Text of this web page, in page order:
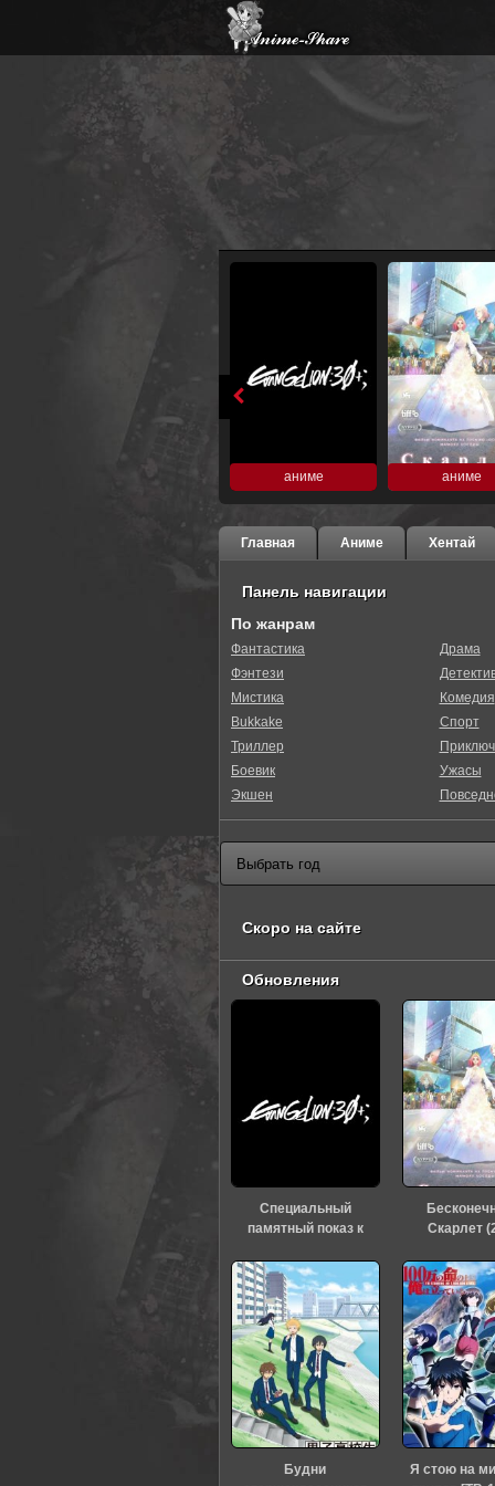
аниме аниме
Главная Аниме Хентай
Панель навигации
По жанрам
Фантастика
Фэнтези
Мистика
Bukkake
Триллер
Боевик
Экшен
Драма
Комедия
Спорт
Ужасы
Скоро на сайте
Обновления
Специальный
памятный показ к
«Евангелиона» (2026)
Скарлет
Будни
Я стою на